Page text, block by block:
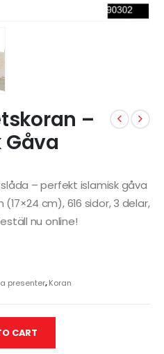
–
Gåva
– perfekt islamisk gåva
cm), 616 sidor, 3 delar,
nu online!
presenter,Koran
CART